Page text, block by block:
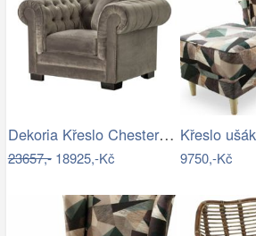
Dekoria Křeslo Chesterfield Classic…
23657,-18925,-Kč 9750,-Kč